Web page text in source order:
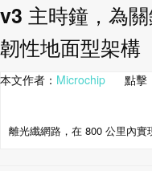
v3 主時鐘，為
韌性地面型架構
本文作者： Microchip 點擊
離光纖網路，在 800 公里內實